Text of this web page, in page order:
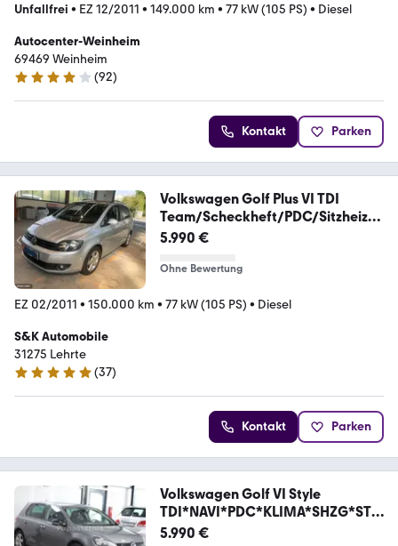
Unfallfrei • EZ 12/2011 • 149.000 km • 77 kW (105 PS) • Diesel
Autocenter-Weinheim
69469 Weinheim
4.2 Sterne
(92)
Kontakt Parken
Volkswagen Golf Plus VI TDI
Team/Scheckheft/PDC/Sitzheizun
g
5.990 €
Ohne Bewertung
EZ 02/2011 • 150.000 km • 77 kW (105 PS) • Diesel
S&K Automobile
31275 Lehrte
4.8 Sterne
(37)
Kontakt Parken
Volkswagen Golf VI Style
TDI*NAVI*PDC*KLIMA*SHZG*STA
NDHZG*
5.990 €